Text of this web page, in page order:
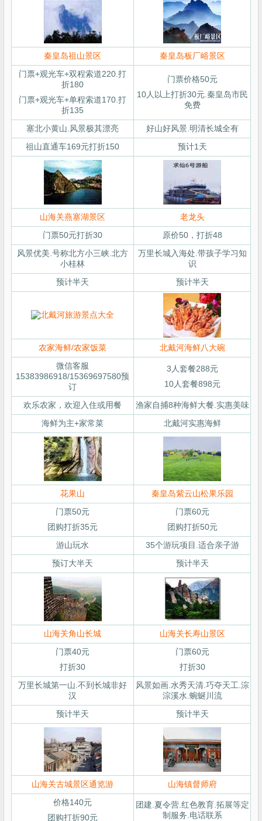
秦皇岛祖山景区
秦皇岛板厂峪景区
门票+观光车+双程索道220.打
折180
门票+观光车+单程索道170.打
折135
门票价格50元
10人以上打折30元.秦皇岛市民
免费
塞北小黄山.风景极其漂亮
好山好风景.明清长城全有
祖山直通车169元打折150
预计1天
山海关燕塞湖景区
老龙头
门票50元打折30
原价50，打折48
风景优美.号称北方小三峡.北方
小桂林
万里长城入海处.带孩子学习知
识
预计半天
预计半天
农家海鲜/农家饭菜
北戴河海鲜八大碗
微信客服
15383986918/15369697580预
订
3人套餐288元
10人套餐898元
欢乐农家，欢迎入住或用餐
渔家自捕8种海鲜大餐.实惠美味
海鲜为主+家常菜
北戴河实惠海鲜
花果山
秦皇岛紫云山松果乐园
门票50元
团购打折35元
门票60元
团购打折50元
游山玩水
35个游玩项目.适合亲子游
预订大半天
预计半天
山海关角山长城
山海关长寿山景区
门票40元
打折30
门票60元
打折30
万里长城第一山.不到长城非好
汉
风景如画.水秀天清.巧夺天工.淙
淙溪水.蜿蜒川流
预计半天
预计半天
山海关古城景区通览游
山海镇督师府
价格140元
团购打折90元
团建.夏令营.红色教育.拓展等定
制服务.电话联系